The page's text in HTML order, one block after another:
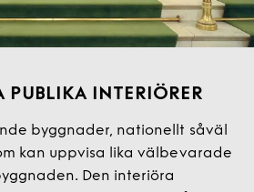
PUBLIKA INTERIÖRER
byggnader, nationellt såväl
kan uppvisa lika välbevarade
Den interiöra